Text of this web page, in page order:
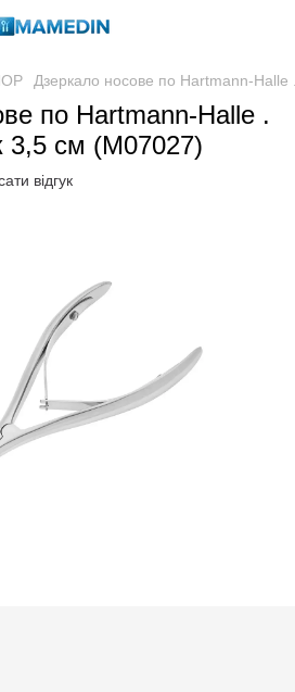
Дзеркало носове по Hartmann-
по Hartmann-Halle .
3,5 см (M07027)
відгук